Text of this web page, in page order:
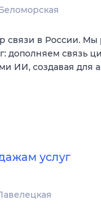
в России. Мы
дополняем связь
ИИ, создавая для
услуг